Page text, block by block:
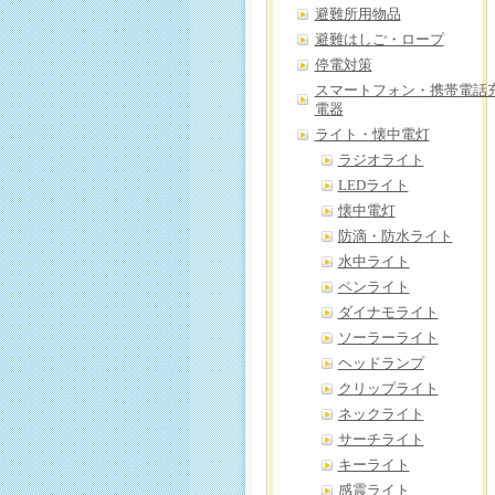
避難所用物品
避難はしご・ロープ
停電対策
スマートフォン・携帯電話
電器
ライト・懐中電灯
ラジオライト
LEDライト
懐中電灯
防滴・防水ライト
水中ライト
ペンライト
ダイナモライト
ソーラーライト
ヘッドランプ
クリップライト
ネックライト
サーチライト
キーライト
感震ライト